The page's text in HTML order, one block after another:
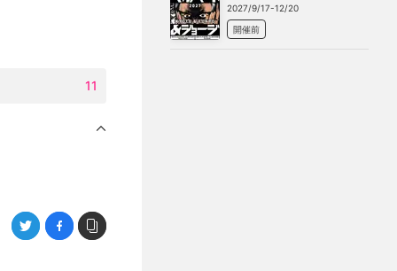
11
2027/9/17-12/20
開催前